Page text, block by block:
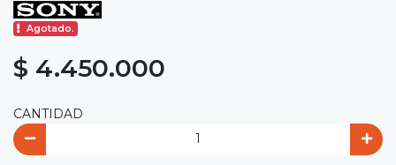
Agotado.
$ 4.450.000
CANTIDAD